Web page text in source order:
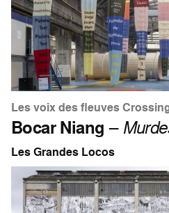
Les voix des fleuves
Bocar Niang –
Les Grandes Locos